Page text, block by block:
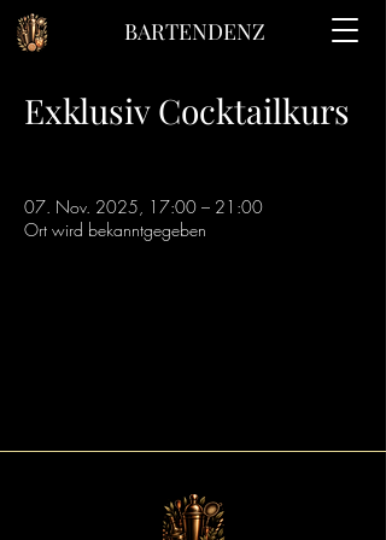
BARTENDENZ
Exklusiv Cocktailkurs
07. Nov. 2025, 17:00 – 21:00
Ort wird bekanntgegeben